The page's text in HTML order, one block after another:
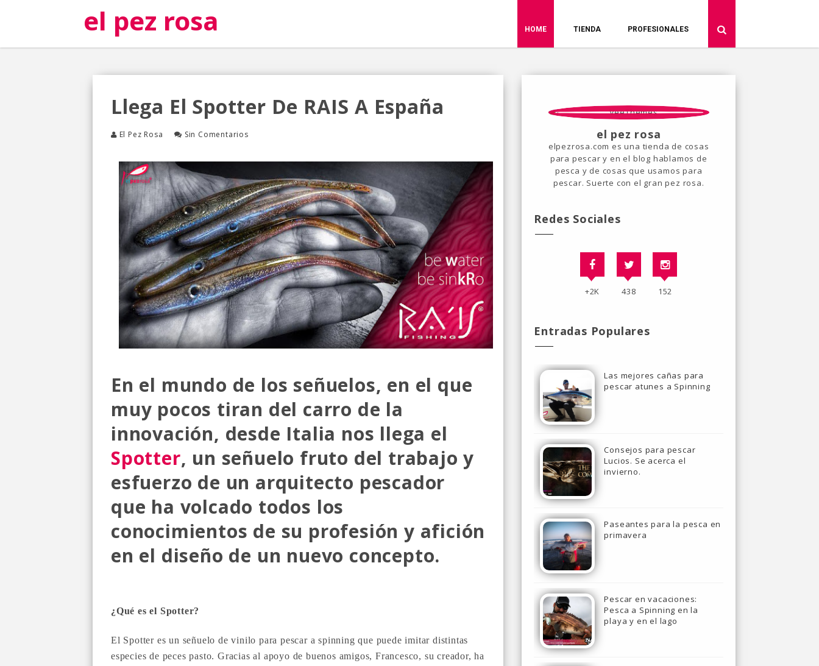
el pez rosa HOME TIENDA PROFESIONALES
Llega El Spotter De RAIS A España
El Pez Rosa Sin Comentarios
En el mundo de los señuelos, en el que
muy pocos tiran del carro de la
innovación, desde Italia nos llega el
Spotter, un señuelo fruto del trabajo y
esfuerzo de un arquitecto pescador
que ha volcado todos los
conocimientos de su profesión y afición
en el diseño de un nuevo concepto.
¿Qué es el Spotter?
El Spotter es un señuelo de vinilo para pescar a spinning que puede imitar distintas
especies de peces pasto. Gracias al apoyo de buenos amigos, Francesco, su creador, ha
el pez rosa
elpezrosa.com es una tienda de cosas
para pescar y en el blog hablamos de
pesca y de cosas que usamos para
pescar. Suerte con el gran pez rosa.
Redes Sociales
+2K 438 152
Entradas Populares
Las mejores cañas para
pescar atunes a Spinning
Consejos para pescar
Lucios. Se acerca el
invierno.
Paseantes para la pesca en
primavera
Pescar en vacaciones:
Pesca a Spinning en la
playa y en el lago